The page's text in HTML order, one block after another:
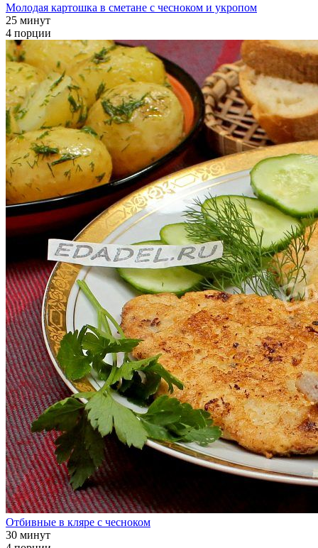
Молодая картошка в сметане с чесноком и укропом
25 минут
4 порции
Отбивные в кляре с чесноком
30 минут